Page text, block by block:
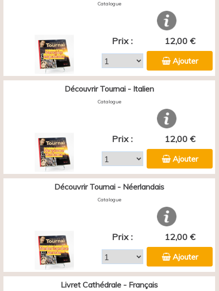
Catalogue
Prix : 12,00 €
Ajouter
Découvrir Tournai - Italien
Catalogue
Prix : 12,00 €
Ajouter
Découvrir Tournai - Néerlandais
Catalogue
Prix : 12,00 €
Ajouter
Livret Cathédrale - Français